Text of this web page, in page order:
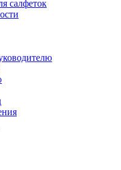
салфеток